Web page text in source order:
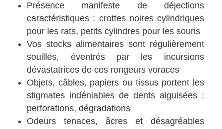
Présence manifeste de déjections
caractéristiques : crottes noires cylindriques
pour les rats, petits cylindres pour les souris
Vos stocks alimentaires sont régulièrement
souillés, éventrés par les incursions
dévastatrices de ces rongeurs voraces
Objets, câbles, papiers ou tissus portent les
stigmates indéniables de dents aiguisées :
perforations, dégradations
Odeurs tenaces, âcres et désagréables